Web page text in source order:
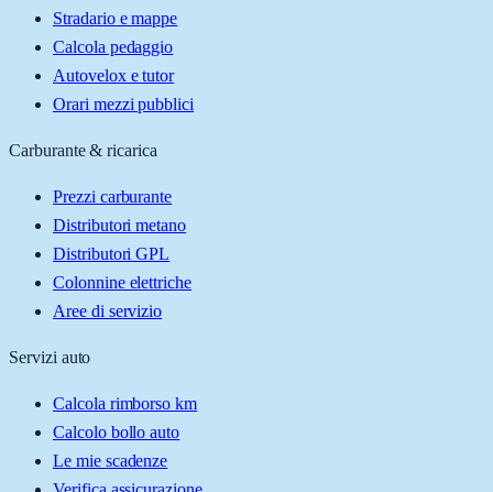
Stradario e mappe
Calcola pedaggio
Autovelox e tutor
Orari mezzi pubblici
Carburante & ricarica
Prezzi carburante
Distributori metano
Distributori GPL
Colonnine elettriche
Aree di servizio
Servizi auto
Calcola rimborso km
Calcolo bollo auto
Le mie scadenze